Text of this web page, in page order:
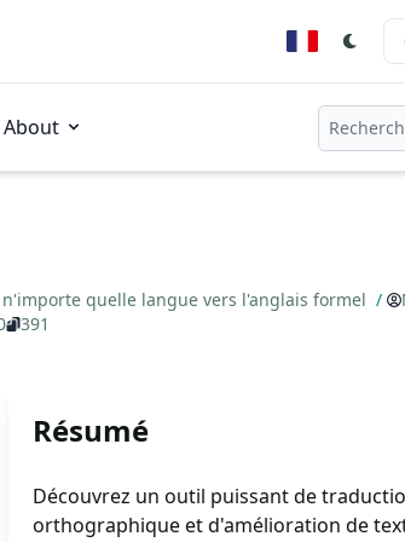
About
quelle langue vers l'anglais formel /
391
Résumé
Découvrez un outil puissant de
orthographique et d'amélioration de